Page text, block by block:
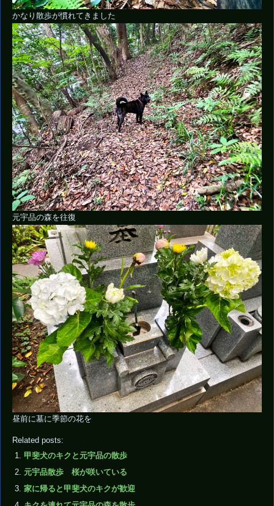
かなり散歩が慣れてきました
元宇品の森を往復
昼前に墓に季節の花を
Related posts:
甲斐犬のキクと元宇品の散歩
元宇品散歩 桜が咲いている
家に帰ると甲斐犬のキクが歓迎